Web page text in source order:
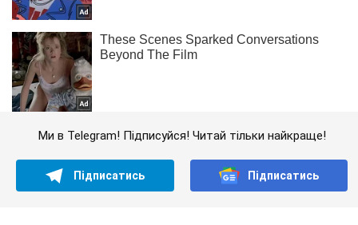
Ми в Telegram! Підписуйся! Читай тільки найкраще!
Підписатись Підписатись